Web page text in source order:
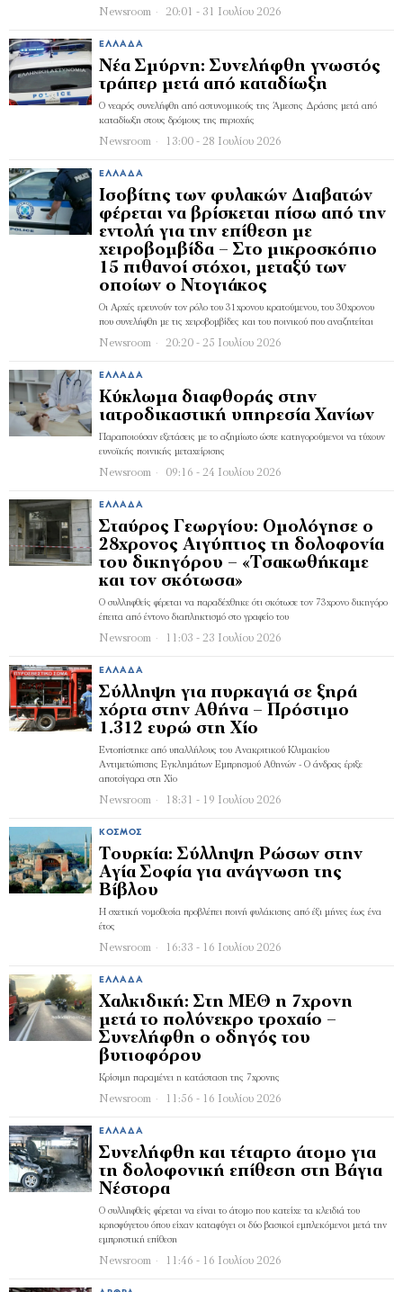
Newsroom 20:01 - 31 Ιουλίου 2026
ΕΛΛΆΔΑ
Νέα Σμύρνη: Συνελήφθη γνωστός
τράπερ μετά από καταδίωξη
Ο νεαρός συνελήφθη από αστυνομικούς της Άμεσης Δράσης μετά από
καταδίωξη στους δρόμους της περιοχής
Newsroom 13:00 - 28 Ιουλίου 2026
ΕΛΛΆΔΑ
Ισοβίτης των φυλακών Διαβατών
φέρεται να βρίσκεται πίσω από την
εντολή για την επίθεση με
χειροβομβίδα – Στο μικροσκόπιο
15 πιθανοί στόχοι, μεταξύ των
οποίων ο Ντογιάκος
Οι Αρχές ερευνούν τον ρόλο του 31χρονου κρατούμενου, του 30χρονου
που συνελήφθη με τις χειροβομβίδες και του ποινικού που αναζητείται
Newsroom 20:20 - 25 Ιουλίου 2026
ΕΛΛΆΔΑ
Κύκλωμα διαφθοράς στην
ιατροδικαστική υπηρεσία Χανίων
Παραποιούσαν εξετάσεις με το αζημίωτο ώστε κατηγορούμενοι να τύχουν
ευνοϊκής ποινικής μεταχείρισης
Newsroom 09:16 - 24 Ιουλίου 2026
ΕΛΛΆΔΑ
Σταύρος Γεωργίου: Ομολόγησε ο
28χρονος Αιγύπτιος τη δολοφονία
του δικηγόρου – «Τσακωθήκαμε
και τον σκότωσα»
Ο συλληφθείς φέρεται να παραδέχθηκε ότι σκότωσε τον 73χρονο δικηγόρο
έπειτα από έντονο διαπληκτισμό στο γραφείο του
Newsroom 11:03 - 23 Ιουλίου 2026
ΕΛΛΆΔΑ
Σύλληψη για πυρκαγιά σε ξηρά
χόρτα στην Αθήνα – Πρόστιμο
1.312 ευρώ στη Χίο
Εντοπίστηκε από υπαλλήλους του Ανακριτικού Κλιμακίου
Αντιμετώπισης Εγκλημάτων Εμπρησμού Αθηνών - Ο άνδρας έριξε
αποτσίγαρα στη Χίο
Newsroom 18:31 - 19 Ιουλίου 2026
ΚΌΣΜΟΣ
Τουρκία: Σύλληψη Ρώσων στην
Αγία Σοφία για ανάγνωση της
Βίβλου
Η σχετική νομοθεσία προβλέπει ποινή φυλάκισης από έξι μήνες έως ένα
έτος
Newsroom 16:33 - 16 Ιουλίου 2026
ΕΛΛΆΔΑ
Χαλκιδική: Στη ΜΕΘ η 7χρονη
μετά το πολύνεκρο τροχαίο –
Συνελήφθη ο οδηγός του
βυτιοφόρου
Κρίσιμη παραμένει η κατάσταση της 7χρονης
Newsroom 11:56 - 16 Ιουλίου 2026
ΕΛΛΆΔΑ
Συνελήφθη και τέταρτο άτομο για
τη δολοφονική επίθεση στη Βάγια
Νέστορα
Ο συλληφθείς φέρεται να είναι το άτομο που κατείχε τα κλειδιά του
κρησφύγετου όπου είχαν καταφύγει οι δύο βασικοί εμπλεκόμενοι μετά την
εμπρηστική επίθεση
Newsroom 11:46 - 16 Ιουλίου 2026